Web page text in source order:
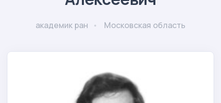
академик ран Московская область